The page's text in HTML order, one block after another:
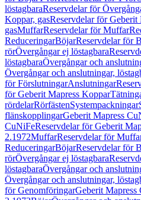
löstagbaraReservdelar för
Koppar, gasReservdelar för Geberit
gasMuffarReservdelar för Muffar
ReduceringarBöjarReservdelar för
rörÖvergångar ej löstagbara
löstagbaraÖvergångar och
Övergångar och anslutningar,
för FörslutningarAnslutningar
för Geberit Mapress Koppar
rördelarRörfästenSystempackningar
flänskopplingarGeberit Mapress
CuNiFeReservdelar för Geberit
2.1972MuffarReservdelar för
ReduceringarBöjarReservdelar för
rörÖvergångar ej löstagbara
löstagbaraÖvergångar och
Övergångar och anslutningar,
för GenomföringarGeberit